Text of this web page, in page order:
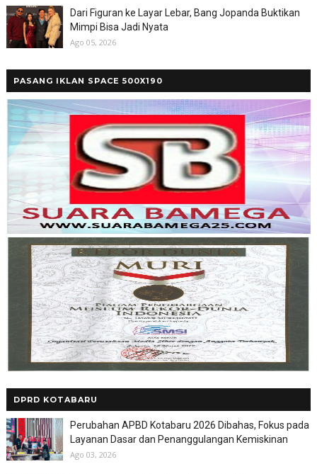
Dari Figuran ke Layar Lebar, Bang Jopanda Buktikan
Mimpi Bisa Jadi Nyata
Ago 05, 2026
PASANG IKLAN SPACE 500X190
DPRD KOTABARU
Perubahan APBD Kotabaru 2026 Dibahas, Fokus pada
Layanan Dasar dan Penanggulangan Kemiskinan
Ago 03, 2026